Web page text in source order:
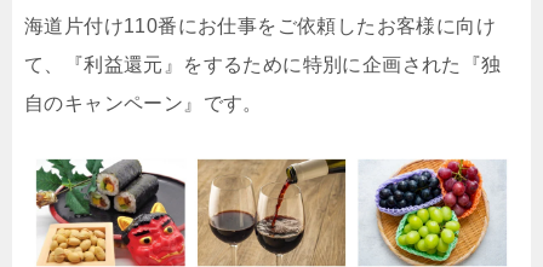
海道片付け110番にお仕事をご依頼したお客様に向け
て、『利益還元』をするために特別に企画された『独
自のキャンペーン』です。